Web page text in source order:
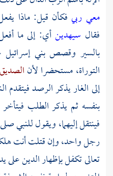
معي ربي فكأن قيل: ماذا
فقال سيهدينأي: إلى ما
بالسير وقصص بني إسرائيل
التوراة، مستحضرا لأنالصديق
إلى الغار يذكر الرصد فيتقدم
بنفسه ثم يذكر الطلب
فينتقل إليهما، ويقول للنبي
رجل واحد، وإن قتلت أنت
تعالى تكفل بإظهار الدين